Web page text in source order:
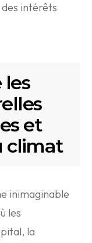
des intérêts
les
et
climat
inimaginable
les
la